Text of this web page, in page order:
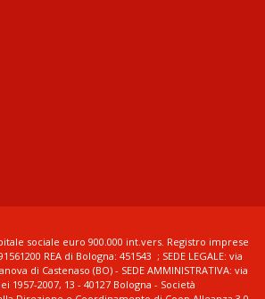
sociale euro 900.000 int.vers. Registro imprese
REA di Bologna: 451543 ; SEDE LEGALE: via
di Castenaso (BO) - SEDE AMMINISTRATIVA: via
1957-2007, 13 - 40127 Bologna - Società